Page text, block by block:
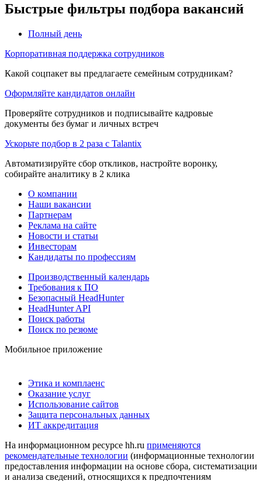
Быстрые фильтры подбора вакансий
Полный день
Корпоративная поддержка сотрудников
Какой соцпакет вы предлагаете семейным сотрудникам?
Оформляйте кандидатов онлайн
Проверяйте сотрудников и подписывайте кадровые
документы без бумаг и личных встреч
Ускорьте подбор в 2 раза с Talantix
Автоматизируйте сбор откликов, настройте воронку,
собирайте аналитику в 2 клика
О компании
Наши вакансии
Партнерам
Реклама на сайте
Новости и статьи
Инвесторам
Кандидаты по профессиям
Производственный календарь
Требования к ПО
Безопасный HeadHunter
HeadHunter API
Поиск работы
Поиск по резюме
Мобильное приложение
Этика и комплаенс
Оказание услуг
Использование сайтов
Защита персональных данных
ИТ аккредитация
На информационном ресурсе hh.ru применяются
рекомендательные технологии (информационные технологии
предоставления информации на основе сбора, систематизации
и анализа сведений, относящихся к предпочтениям